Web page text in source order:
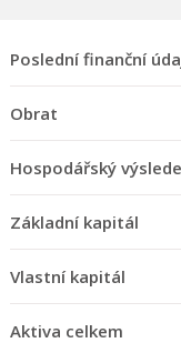
Poslední finanční
Obrat
Hospodářský
Základní kapitál
Vlastní kapitál
Aktiva celkem